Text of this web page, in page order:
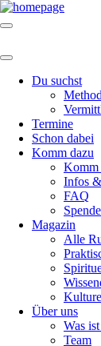
Du suchst
Termine
Schon dabei
Komm dazu
Komm
Infos
FAQ
Magazin
Alle
Über uns
Was
Team